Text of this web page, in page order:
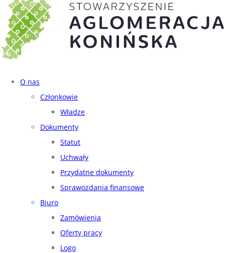
O nas
Członkowie
Władze
Dokumenty
Statut
Uchwały
Przydatne dokumenty
Sprawozdania finansowe
Biuro
Zamówienia
Oferty pracy
Logo